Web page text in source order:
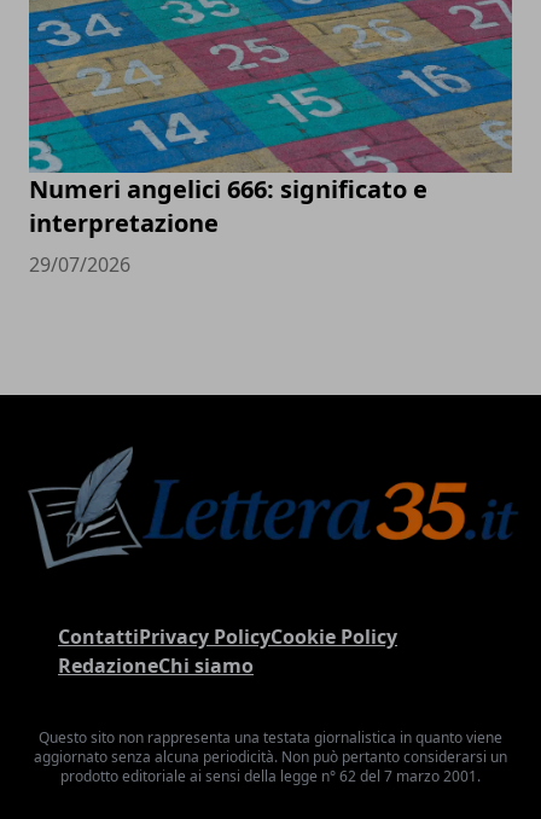
Numeri angelici 666: significato e
interpretazione
29/07/2026
ContattiPrivacy PolicyCookie Policy
RedazioneChi siamo
Questo sito non rappresenta una testata giornalistica in quanto viene
aggiornato senza alcuna periodicità. Non può pertanto considerarsi un
prodotto editoriale ai sensi della legge n° 62 del 7 marzo 2001.